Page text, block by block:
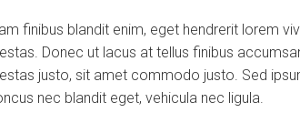
finibus blandit enim, eget hendrerit lorem
Donec ut lacus at tellus finibus
justo, sit amet commodo justo. Sed
nec blandit eget, vehicula nec ligula.